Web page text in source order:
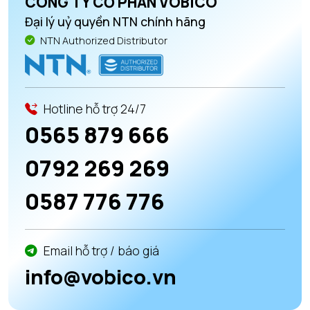
Đại lý uỷ quyền NTN chính hãng
NTN Authorized Distributor
Hotline hỗ trợ 24/7
0565 879 666
0792 269 269
0587 776 776
Email hỗ trợ / báo giá
info@vobico.vn